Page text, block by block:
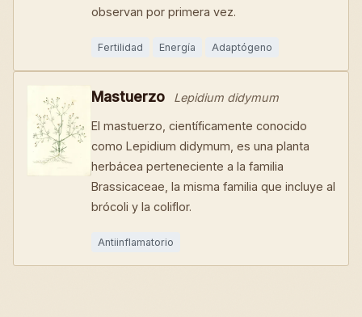
observan por primera vez.
Fertilidad Energía Adaptógeno
Mastuerzo Lepidium didymum
El mastuerzo, científicamente conocido
como Lepidium didymum, es una planta
herbácea perteneciente a la familia
Brassicaceae, la misma familia que incluye al
brócoli y la coliflor.
Antiinflamatorio